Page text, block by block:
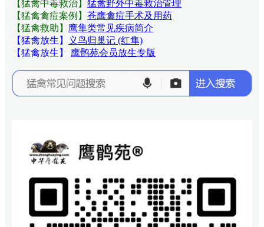
【猛禽中毒救治】 猛禽野外中毒救治管理
【猛禽禽痘案例】 苍鹰禽痘手术及用药
【猛禽救助】 鹰隼类常见疾病简介
【猛禽放生】
义鸟归巢记 (红隼)
【猛禽放生】
鹰鹘苑会员放生专版